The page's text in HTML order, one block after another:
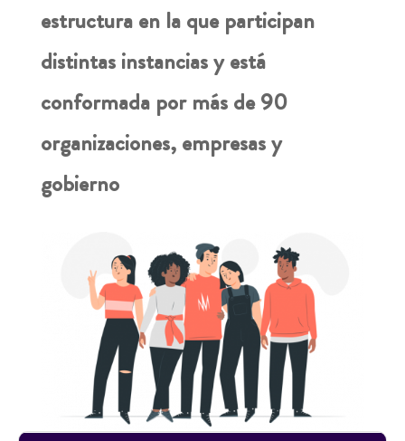
estructura en la que participan
distintas instancias y está
conformada por más de 90
organizaciones, empresas y
gobierno